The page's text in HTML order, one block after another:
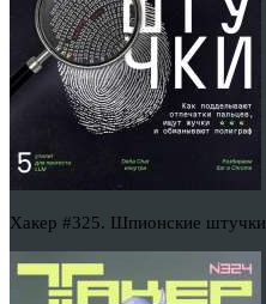
Хакер #325. Шпионские штучки